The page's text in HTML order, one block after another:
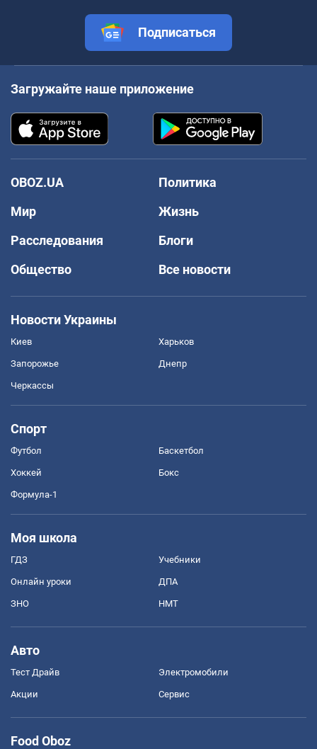
Подписаться
Загружайте наше приложение
OBOZ.UA
Политика
Мир
Жизнь
Расследования
Блоги
Общество
Все новости
Новости Украины
Киев Харьков
Запорожье Днепр
Черкассы
Спорт
Футбол Баскетбол
Хоккей Бокс
Формула-1
Моя школа
ГДЗ Учебники
Онлайн уроки ДПА
ЗНО НМТ
Авто
Тест Драйв Электромобили
Акции Сервис
Food Oboz